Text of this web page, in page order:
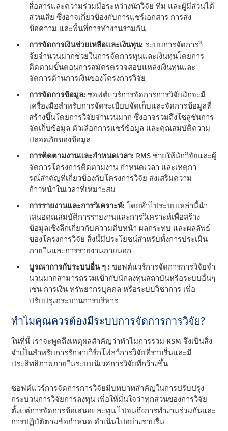
สื่อสารและความร่วมมือระหว่างนักวิจัย ทีม และผู้มีส่วนได้
ส่วนเสีย ซึ่งอาจเกี่ยวข้องกับการแชร์เอกสาร การส่ง
ข้อความ และพื้นที่การทํางานร่วมกัน
การจัดการเงินช่วยเหลือและเงินทุน: ระบบการจัดการวิ
จัยจํานวนมากช่วยในการจัดการทุนและเงินทุนโดยการ
ติดตามขั้นตอนการสมัครตรวจสอบแหล่งเงินทุนและ
จัดการด้านการเงินของโครงการวิจัย
การจัดการข้อมูล: ซอฟต์แวร์การจัดการการวิจัยมักจะมี
เครื่องมือสําหรับการจัดระเบียบจัดเก็บและจัดการข้อมูลที่
สร้างขึ้นโดยการวิจัยจํานวนมาก ซึ่งอาจรวมถึงโซลูชันการ
จัดเก็บข้อมูล ตัวเลือกการแชร์ข้อมูล และคุณสมบัติความ
ปลอดภัยของข้อมูล
การติดตามงานและกําหนดเวลา: RMS ช่วยให้นักวิจัยและผู้
จัดการโครงการติดตามงาน กําหนดเวลา และเหตุกา
รณ์สําคัญที่เกี่ยวข้องกับโครงการวิจัย ส่งเสริมความ
ก้าวหน้าในเวลาที่เหมาะสม
การรายงานและการวิเคราะห์:โดยทั่วไประบบเหล่านี้นํา
เสนอคุณสมบัติการรายงานและการวิเคราะห์เพื่อสร้าง
ข้อมูลเชิงลึกเกี่ยวกับความคืบหน้า ผลกระทบ และผลลัพธ์
ของโครงการวิจัย สิ่งนี้มีประโยชน์สําหรับทั้งการประเมิน
ภายในและการรายงานภายนอก
บูรณาการกับระบบอื่น ๆ : ซอฟต์แวร์การจัดการการวิจัยจํา
นวนมากสามารถรวมเข้ากับนักลงทุนสถาบันหรือระบบอื่นๆ
เช่น การเงิน ทรัพยากรบุคคล หรือระบบวิชาการ เพื่อ
ปรับปรุงกระบวนการบริหาร
ทําไมคุณควรต้องมีระบบการจัดการการวิจัย?
ในที่นี้ เราจะพูดถึงเหตุผลสําคัญว่าทําไมการรวม RSM จึงเป็นสิ่ง
จําเป็นสําหรับการรักษาเวิร์กโฟลว์การวิจัยที่ราบรื่นและมี
ประสิทธิภาพภายในระบบนิเวศการวิจัยที่กว้างขึ้น
ซอฟต์แวร์การจัดการการวิจัยมีบทบาทสําคัญในการปรับปรุง
กระบวนการวิจัยการลงทุน เพื่อให้มั่นใจว่าทุกส่วนของการวิจัย
ตั้งแต่การจัดการข้อเสนอและทุน ไปจนถึงการทํางานร่วมกันและ
การปฏิบัติตามข้อกําหนด ดําเนินไปอย่างราบรื่น